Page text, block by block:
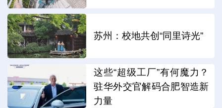
苏州：校地共创“同里诗光”
这些“超级工厂”有何魔力？
驻华外交官解码合肥智造新
力量